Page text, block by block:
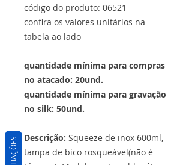
código do produto: 06521
confira os valores unitários na
tabela ao lado
quantidade mínima para compras
no atacado: 20und.
quantidade mínima para gravação
no silk: 50und.
Descrição: Squeeze de inox 600ml,
tampa de bico rosqueável(não é